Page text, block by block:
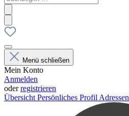
Menü schließen
Mein Konto
Anmelden
oderregistrieren
Übersicht Persönliches Profil Adressen